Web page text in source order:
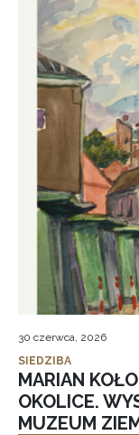
30 czerwca, 2026
SIEDZIBA
MARIAN
OKOLICE.
MUZEUM